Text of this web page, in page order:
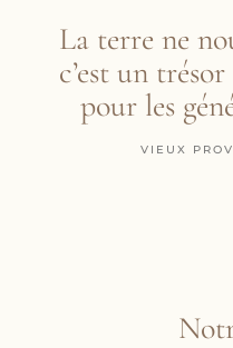
La terre ne
c’est un
pour les
VIEUX